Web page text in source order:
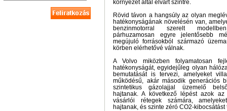
környezet által elvárt szintre.
Rövid távon a hangsúly az olyan
hatékonyságának növelésén van,
benzinmotorral szerelt
párhuzamosan egyre jelentősebb
megújuló forrásokból származó
körben elérhetővé válnak.
A Volvo miközben folyamatosan
hatékonyságát, egyidejűleg olyan
bemutatását is tervezi, amelyeket
működésű, akár második generációs
szintetikus gázolajjal üzemelő
hajtanak. A következő lépést azok
vásárlói rétegek számára,
hajtanak, és szinte zéró CO2-